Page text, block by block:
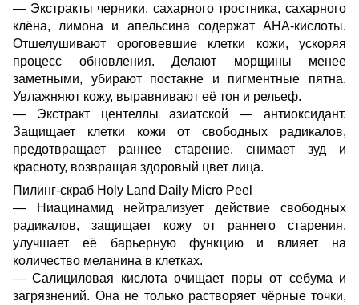
— Экстракты черники, сахарного тростника, сахарного
клёна, лимона и апельсина содержат AHA-кислоты.
Отшелушивают ороговевшие клетки кожи, ускоряя
процесс обновления. Делают морщины менее
заметными, убирают постакне и пигментные пятна.
Увлажняют кожу, выравнивают её тон и рельеф.
— Экстракт центеллы азиатской — антиоксидант.
Защищает клетки кожи от свободных радикалов,
предотвращает раннее старение, снимает зуд и
красноту, возвращая здоровый цвет лица.
Пилинг-скраб Holy Land Daily Micro Peel
— Ниацинамид нейтрализует действие свободных
радикалов, защищает кожу от раннего старения,
улучшает её барьерную функцию и влияет на
количество меланина в клетках.
— Салициловая кислота очищает поры от себума и
загрязнений. Она не только растворяет чёрные точки,